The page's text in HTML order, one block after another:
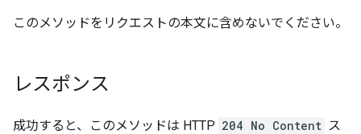
このメソッドをリクエストの本文に含めないでください。
レスポンス
成功すると、このメソッドは HTTP 204 No Content ス